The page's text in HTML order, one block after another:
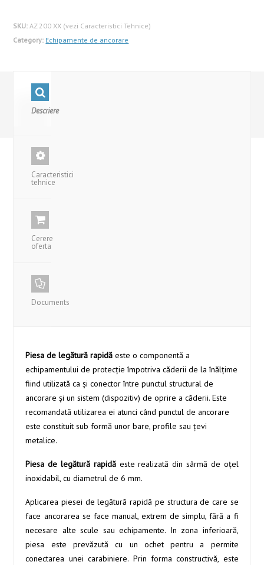
SKU: AZ 200 XX (vezi Caracteristici Tehnice)
Category: Echipamente de ancorare
Descriere
Caracteristici
tehnice
Cerere
oferta
Documents
Piesa de legătură rapidăeste o componentă a
echipamentului de protecţie împotriva căderii de la înălţime
fiind utilizată ca şi conector între punctul structural de
ancorare şi un sistem (dispozitiv) de oprire a căderii. Este
recomandată utilizarea ei atunci când punctul de ancorare
este constituit sub formă unor bare, profile sau ţevi
metalice.
Piesa de legătură rapidă este realizată din sârmă de oţel
inoxidabil, cu diametrul de 6 mm.
Aplicarea piesei de legătură rapidă pe structura de care se
face ancorarea se face manual, extrem de simplu, fără a fi
necesare alte scule sau echipamente. In zona inferioară,
piesa este prevăzută cu un ochet pentru a permite
conectarea unei carabiniere. Prin forma constructivă, este